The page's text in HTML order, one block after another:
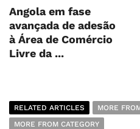
Angola em fase
avançada de adesão
à Área de Comércio
Livre da ...
RELATED ARTICLES
MORE
MORE FROM CATEGORY